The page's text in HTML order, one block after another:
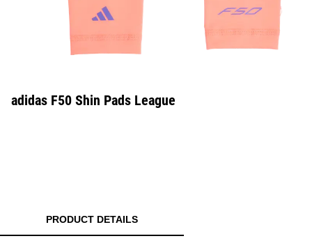
adidas F50 Shin Pads League
PRODUCT DETAILS